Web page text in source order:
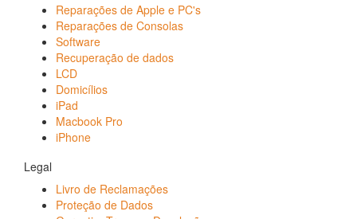
Reparações de Apple e PC's
Reparações de Consolas
Software
Recuperação de dados
LCD
Domicílios
iPad
Macbook Pro
iPhone
Legal
Livro de Reclamações
Proteção de Dados